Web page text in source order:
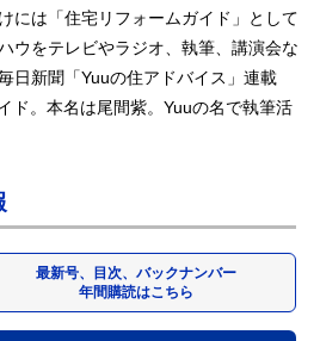
には「住宅リフォームガイド」として
ウをテレビやラジオ、執筆、講演会な
日新聞「Yuuの住アドバイス」連載
ド。本名は尾間紫。Yuuの名で執筆活
最新号、目次、バックナンバー
年間購読はこちら